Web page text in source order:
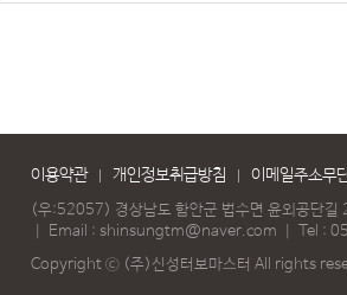
이용약관 개인정보취급방침 이메일주소무
(우:52057) 경상남도 함안군 법수면 윤외공단
Email : shinsungtm@naver.com Tel :
Copyright ⓒ (주)신성터보마스터 All rights